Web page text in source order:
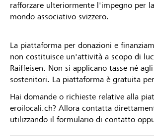
rafforzare ulteriormente l'impegno per
mondo associativo svizzero.
La piattaforma per donazioni e
non costituisce un'attività a scopo di
Raiffeisen. Non si applicano tasse né
sostenitori. La piattaforma è gratuita
Hai domande o richieste relative alla
eroilocali.ch? Allora contatta
utilizzando il formulario di contatto